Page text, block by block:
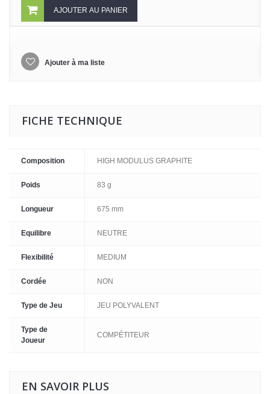
AJOUTER AU PANIER
Ajouter à ma liste
FICHE TECHNIQUE
Composition HIGH MODULUS GRAPHITE
Poids 83 g
Longueur 675 mm
Equilibre NEUTRE
Flexibilité MEDIUM
Cordée NON
Type de Jeu JEU POLYVALENT
Type de
Joueur
COMPÉTITEUR
EN SAVOIR PLUS